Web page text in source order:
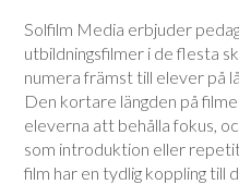
Solfilm Media erbjuder
utbildningsfilmer i de flesta
numera främst till elever på
Den kortare längden på
eleverna att behålla fokus,
som introduktion eller
film har en tydlig koppling till